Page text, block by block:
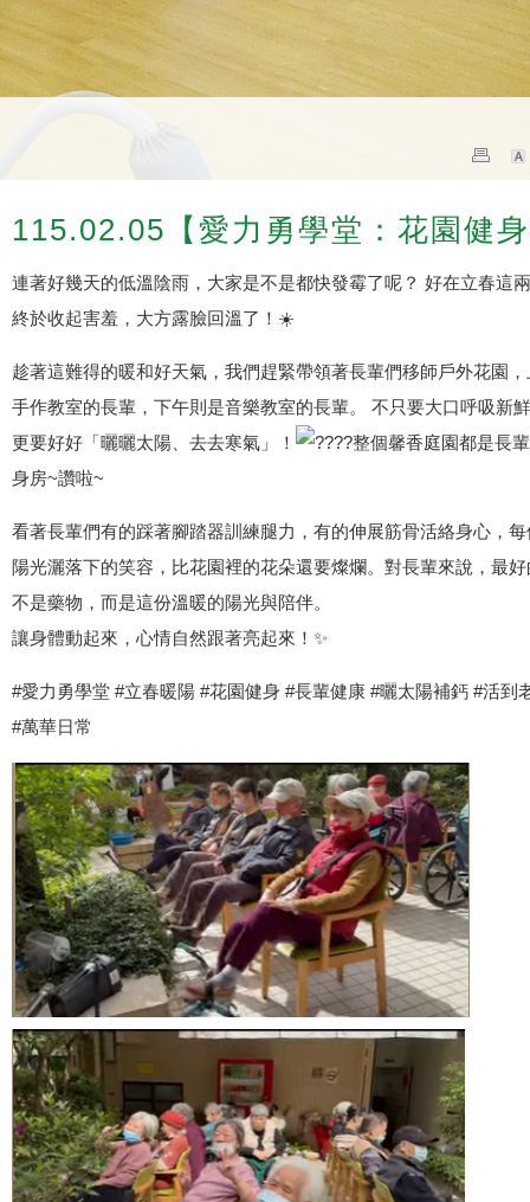
115.02.05【愛力勇學堂：花園健
連著好幾天的低溫陰雨，大家是不是都快發霉了呢？ 好在立春這
終於收起害羞，大方露臉回溫了！☀️
趁著這難得的暖和好天氣，我們趕緊帶領著長輩們移師戶外花園
手作教室的長輩，下午則是音樂教室的長輩。 不只要大口呼吸新
更要好好「曬曬太陽、去去寒氣」！
整個馨香庭園都是長
身房~讚啦~
看著長輩們有的踩著腳踏器訓練腿力，有的伸展筋骨活絡身心，
陽光灑落下的笑容，比花園裡的花朵還要燦爛。對長輩來說，最
不是藥物，而是這份溫暖的陽光與陪伴。
讓身體動起來，心情自然跟著亮起來！✨
#愛力勇學堂 #立春暖陽 #花園健身 #長輩健康 #曬太陽補鈣 #活到
#萬華日常